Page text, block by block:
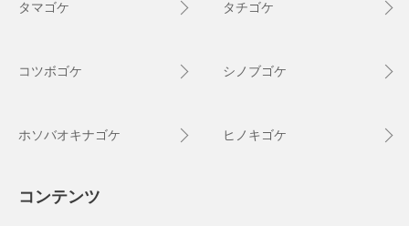
タマゴケ タチゴケ
コツボゴケ シノブゴケ
ホソバオキナゴケ ヒノキゴケ
コンテンツ